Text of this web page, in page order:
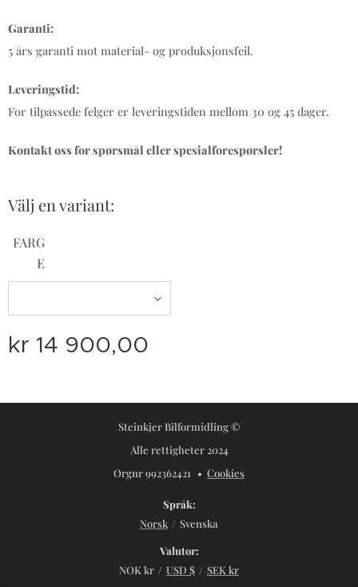
Garanti:
5 års garanti mot material- og produksjonsfeil.
Leveringstid:
For tilpassede felger er leveringstiden mellom 30 og 45 dager.
Kontakt oss for spørsmål eller spesialforespørsler!
Välj en variant:
FARG
E
kr 14 900,00
Steinkjer Bilformidling ©
Alle rettigheter 2024
Orgnr 992362421
Cookies
Språk
Norsk
Svenska
Valutor
NOK kr
USD $ SEK kr